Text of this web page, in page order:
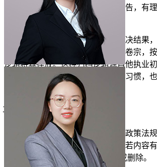
的辩护意见如同精准的资产评估报告，有
院采纳。
最终，两起案件均取得理想判决结果
刑。案件结束后，顾晨骋律师整理卷宗，
逻辑将其存放。这种归档逻辑源自他执业
索，如今已成为他职业生涯的一种习惯，
路上的成长与坚守。
立即免费测试 仅需1分钟
免责声明：以上内容由律图网结合政策法
整合，不代表平台的观点和立场。若内容
右侧【投诉/举报】联系我们更正或删除。